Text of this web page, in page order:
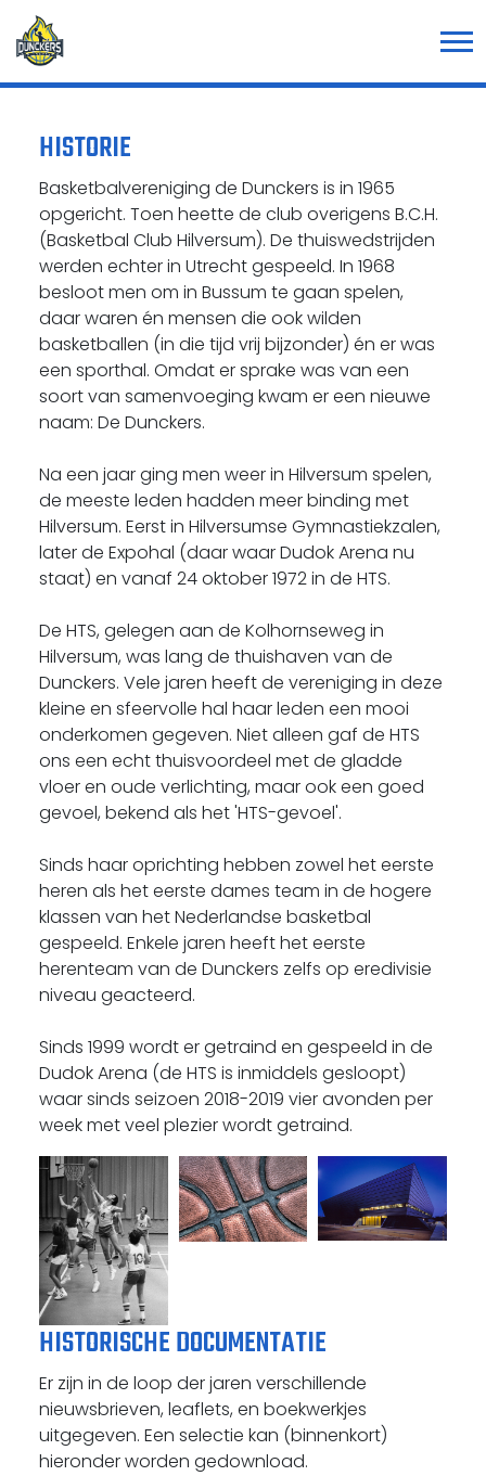
HISTORIE
Basketbalvereniging de Dunckers is in 1965
opgericht. Toen heette de club overigens B.C.H.
(Basketbal Club Hilversum). De thuiswedstrijden
werden echter in Utrecht gespeeld. In 1968
besloot men om in Bussum te gaan spelen,
daar waren én mensen die ook wilden
basketballen (in die tijd vrij bijzonder) én er was
een sporthal. Omdat er sprake was van een
soort van samenvoeging kwam er een nieuwe
naam: De Dunckers.
Na een jaar ging men weer in Hilversum spelen,
de meeste leden hadden meer binding met
Hilversum. Eerst in Hilversumse Gymnastiekzalen,
later de Expohal (daar waar Dudok Arena nu
staat) en vanaf 24 oktober 1972 in de HTS.
De HTS, gelegen aan de Kolhornseweg in
Hilversum, was lang de thuishaven van de
Dunckers. Vele jaren heeft de vereniging in deze
kleine en sfeervolle hal haar leden een mooi
onderkomen gegeven. Niet alleen gaf de HTS
ons een echt thuisvoordeel met de gladde
vloer en oude verlichting, maar ook een goed
gevoel, bekend als het 'HTS-gevoel'.
Sinds haar oprichting hebben zowel het eerste
heren als het eerste dames team in de hogere
klassen van het Nederlandse basketbal
gespeeld. Enkele jaren heeft het eerste
herenteam van de Dunckers zelfs op eredivisie
niveau geacteerd.
Sinds 1999 wordt er getraind en gespeeld in de
Dudok Arena (de HTS is inmiddels gesloopt)
waar sinds seizoen 2018-2019 vier avonden per
week met veel plezier wordt getraind.
HISTORISCHE DOCUMENTATIE
​Er zijn in de loop der jaren verschillende
nieuwsbrieven, leaflets, en boekwerkjes
uitgegeven. Een selectie kan (binnenkort)
hieronder worden gedownload.